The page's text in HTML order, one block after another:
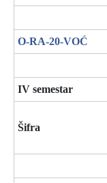
O-RA-20-VOĆ
IV semestar
Šifra